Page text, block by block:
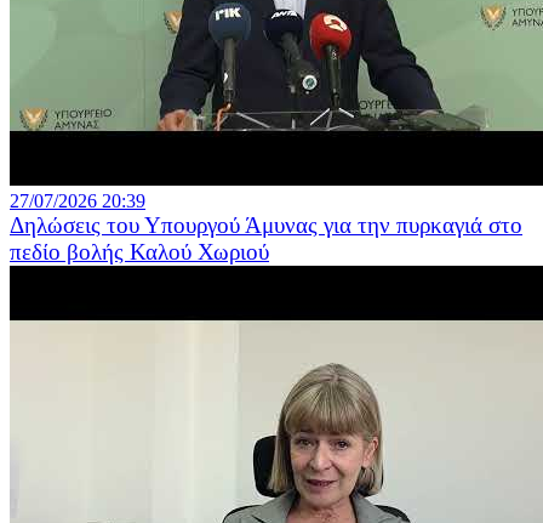
27/07/2026 20:39
Δηλώσεις του Υπουργού Άμυνας για την πυρκαγιά στο
πεδίο βολής Καλού Χωριού